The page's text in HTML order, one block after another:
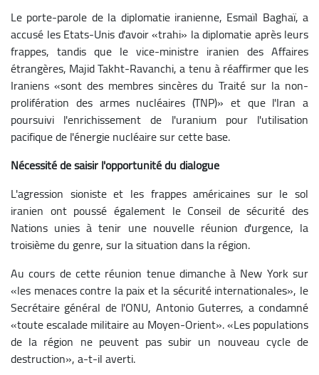
Le porte-parole de la diplomatie iranienne, Esmaïl Baghaï, a
accusé les Etats-Unis d'avoir «trahi» la diplomatie après leurs
frappes, tandis que le vice-ministre iranien des Affaires
étrangères, Majid Takht-Ravanchi, a tenu à réaffirmer que les
Iraniens «sont des membres sincères du Traité sur la non-
prolifération des armes nucléaires (TNP)» et que l'Iran a
poursuivi l'enrichissement de l'uranium pour l'utilisation
pacifique de l'énergie nucléaire sur cette base.
Nécessité de saisir l'opportunité du dialogue
L'agression sioniste et les frappes américaines sur le sol
iranien ont poussé également le Conseil de sécurité des
Nations unies à tenir une nouvelle réunion d'urgence, la
troisième du genre, sur la situation dans la région.
Au cours de cette réunion tenue dimanche à New York sur
«les menaces contre la paix et la sécurité internationales», le
Secrétaire général de l'ONU, Antonio Guterres, a condamné
«toute escalade militaire au Moyen-Orient». «Les populations
de la région ne peuvent pas subir un nouveau cycle de
destruction», a-t-il averti.